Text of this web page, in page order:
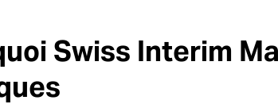
Swiss Interim